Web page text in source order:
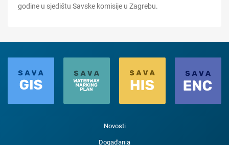
godine u sjedištu Savske komisije u Zagrebu.
Novosti
Događanja